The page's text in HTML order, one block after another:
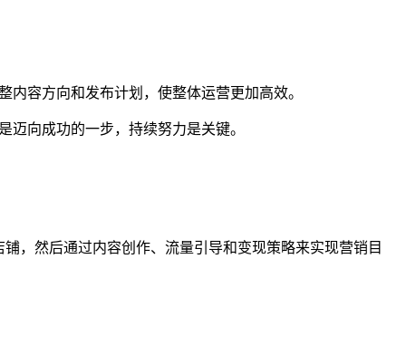
容方向和发布计划，使整体运营更加高效。
向成功的一步，持续努力是关键。
，然后通过内容创作、流量引导和变现策略来实现营销目